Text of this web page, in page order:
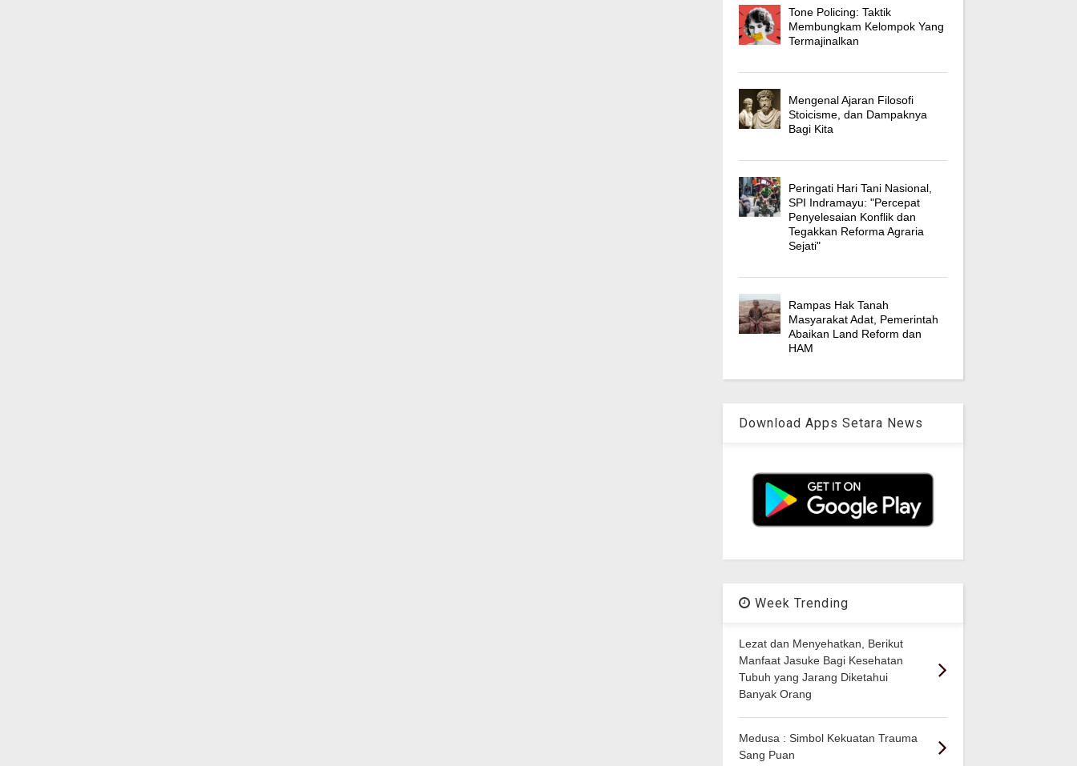
Tone Policing: Taktik
Membungkam Kelompok Yang
Termajinalkan
Mengenal Ajaran Filosofi
Stoicisme, dan Dampaknya
Bagi Kita
Peringati Hari Tani Nasional,
SPI Indramayu: "Percepat
Penyelesaian Konflik dan
Tegakkan Reforma Agraria
Sejati"
Rampas Hak Tanah
Masyarakat Adat, Pemerintah
Abaikan Land Reform dan
HAM
Download Apps Setara News
Week Trending
Lezat dan Menyehatkan, Berikut
Manfaat Jasuke Bagi Kesehatan
Tubuh yang Jarang Diketahui
Banyak Orang
Medusa : Simbol Kekuatan Trauma
Sang Puan